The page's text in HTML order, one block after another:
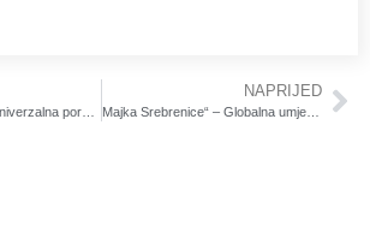
NAPRIJED
Majka Srebrenice“ – Globalna umjetnička inicijativa sjećanja i otpora